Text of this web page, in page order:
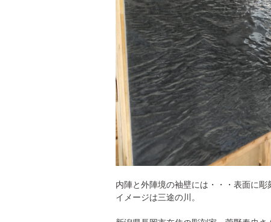
内陣と外陣境の袖壁には・・・表面に彫
イメージは三途の川。